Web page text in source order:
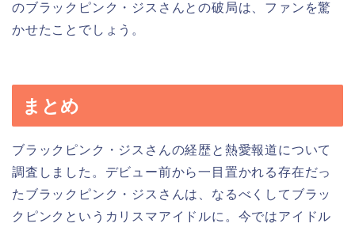
のブラックピンク・ジスさんとの破局は、ファンを驚
かせたことでしょう。
まとめ
ブラックピンク・ジスさんの経歴と熱愛報道について
調査しました。デビュー前から一目置かれる存在だっ
たブラックピンク・ジスさんは、なるべくしてブラッ
クピンクというカリスマアイドルに。今ではアイドル